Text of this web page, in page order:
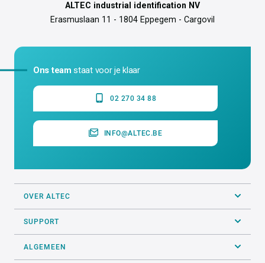
ALTEC industrial identification NV
Erasmuslaan 11 - 1804 Eppegem - Cargovil
Ons team staat voor je klaar
02 270 34 88
INFO@ALTEC.BE
OVER ALTEC
SUPPORT
ALGEMEEN